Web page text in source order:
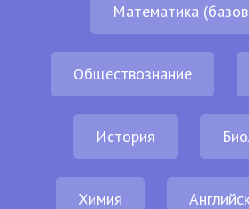
Математика
Обществознание
История
Химия